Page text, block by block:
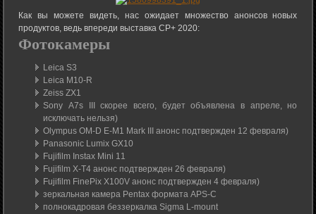
Как вы можете видеть, нас ожидает множество анонсов новых
продуктов, ведь впереди выставка CP+ 2020:
Фотокамеры
Leica S3
Leica M10-R
Zeiss ZX1
Sony A7s III скорее всего, будет объявлена в апреле, но
исключать нельзя)
Olympus OM-D E-M1 Mark III анонс подтвержден 12 февраля)
Panasonic Lumix GX10
Fujifilm Instax Mini 11
Fujifilm X-T4 анонс подтвержден 26 февраля)
Fujifilm FinePix X100V анонс подтвержден 4 февраля)
зеркальная камера Pentax формата APS-C
полнокадровая беззеркалка Sigma L-mount